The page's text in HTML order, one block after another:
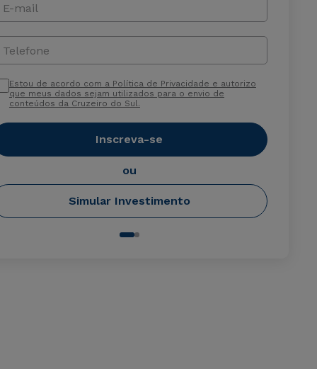
E-mail
Telefone
Estou de acordo com a Política de Privacidade e autorizo
que meus dados sejam utilizados para o envio de
conteúdos da Cruzeiro do Sul.
Inscreva-se
ou
Simular Investimento